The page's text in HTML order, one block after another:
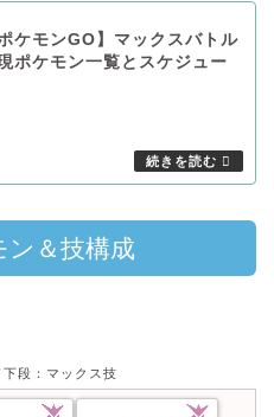
ポケモンGO】マックスバトル
ポケモン一覧とスケジュー
＆技構成
段：マックス技